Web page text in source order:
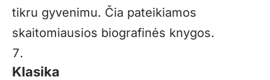
tikru gyvenimu. Čia pateikiamos
skaitomiausios biografinės knygos.
Klasika